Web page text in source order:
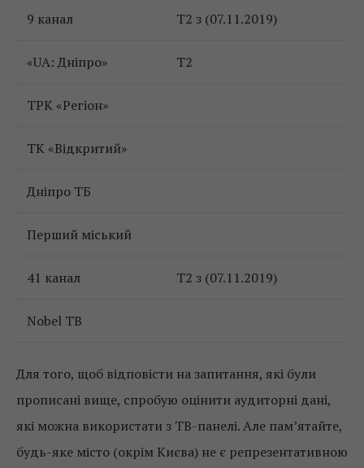
9 канал Т2 з (07.11.2019)
«UA: Дніпро» Т2
ТРК «Регіон»
ТК «Відкритий»
Дніпро ТБ
Перший міський
41 канал Т2 з (07.11.2019)
Nobel TB
Для того, щоб відповісти на запитання, які були
прописані вище, спробую оцінити аудиторні дані,
які можна використати з ТВ-панелі. Але пам’ятайте,
будь-яке місто (окрім Києва) не є репрезентативною